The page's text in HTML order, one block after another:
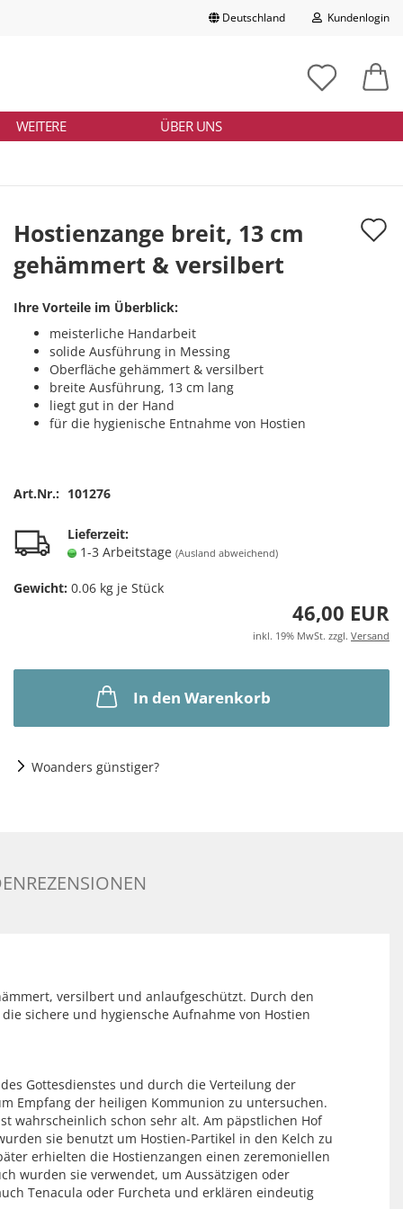
Deutschland Kundenlogin
E-Mail
Konto erstellen
Passwort vergessen?
ÜBER UNS
WEITERE
Hostienzange breit, 13 cm
gehämmert & versilbert
Ihre Vorteile im Überblick:
meisterliche Handarbeit
solide Ausführung in Messing
Oberfläche gehämmert & versilbert
breite Ausführung, 13 cm lang
liegt gut in der Hand
für die hygienische Entnahme von Hostien
Art.Nr.: 101276
Lieferzeit:
1-3 Arbeitstage (Ausland abweichend)
Gewicht: 0.06 kg je Stück
46,00 EUR
inkl. 19% MwSt. zzgl. Versand
In den Warenkorb
Woanders günstiger?
versilbert und anlaufgeschützt. Durch den
sichere und hygiensche Aufnahme von Hostien
Gottesdienstes und durch die Verteilung der
Empfang der heiligen Kommunion zu untersuchen.
wahrscheinlich schon sehr alt. Am päpstlichen Hof
sie benutzt um Hostien-Partikel in den Kelch zu
erhielten die Hostienzangen einen zeremoniellen
wurden sie verwendet, um Aussätzigen oder
Tenacula oder Furcheta und erklären eindeutig